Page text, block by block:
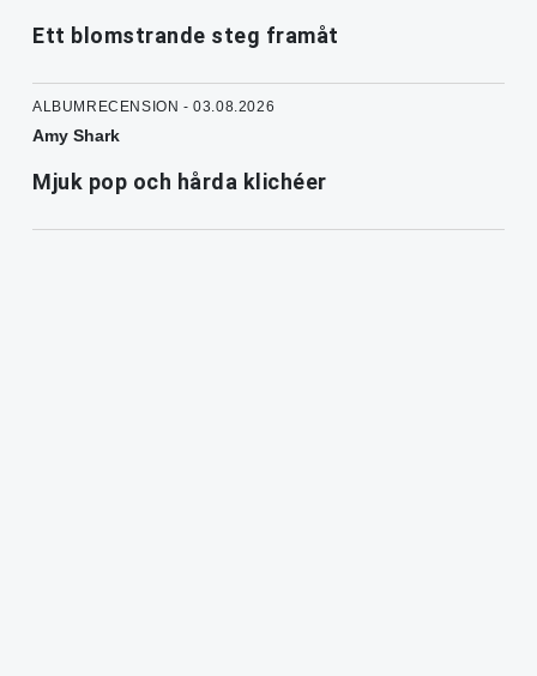
Ett blomstrande steg framåt
ALBUMRECENSION - 03.08.2026
Amy Shark
Mjuk pop och hårda klichéer